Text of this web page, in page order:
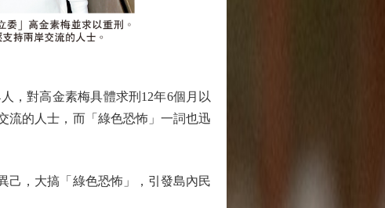
對高金素梅具體求刑12年6個月以
流的人士，而「綠色恐怖」一詞也迅
，大搞「綠色恐怖」，引發島內民